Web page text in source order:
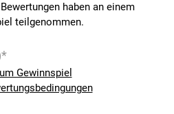
haben an einem
teilgenommen.
Gewinnspiel